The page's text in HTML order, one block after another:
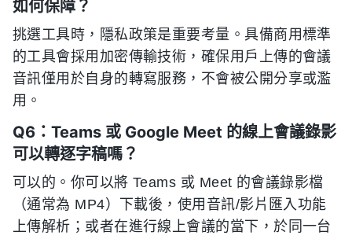
如何保障？
挑選工具時，隱私政策是重要考量。具備商用標準
的工具會採用加密傳輸技術，確保用戶上傳的會議
音訊僅用於自身的轉寫服務，不會被公開分享或濫
用。
Q6：Teams 或 Google Meet 的線上會議錄影
可以轉逐字稿嗎？
可以的。你可以將 Teams 或 Meet 的會議錄影檔
（通常為 MP4）下載後，使用音訊/影片匯入功能
上傳解析；或者在進行線上會議的當下，於同一台